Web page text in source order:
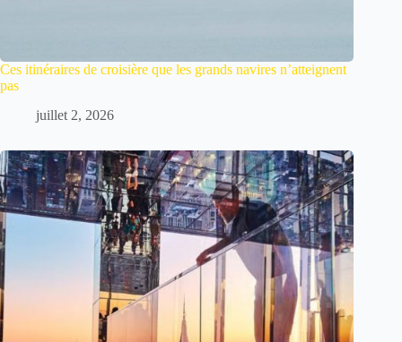
Ces itinéraires de croisière que les grands navires n’atteignent
pas
juillet 2, 2026